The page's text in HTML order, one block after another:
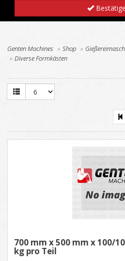
Genten Machines Shop
Diverse Formkästen
700 mm x 500 mm x 100/
kg pro Teil